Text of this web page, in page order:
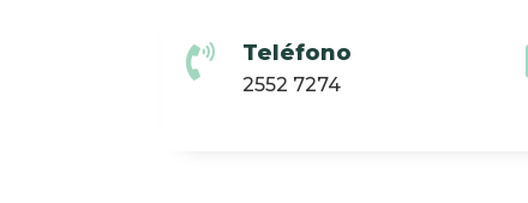
 Teléfono
2552 7274